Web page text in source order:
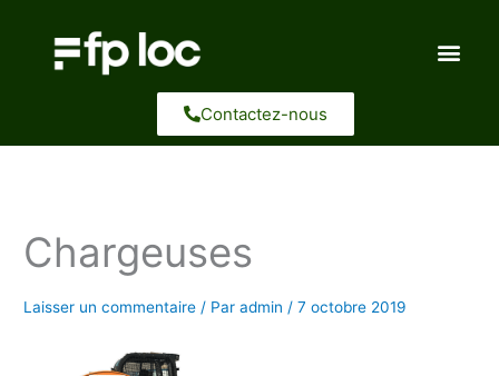
contenu
Contactez-nous
Chargeuses
Laisser un commentaire / Paradmin/7 octobre 2019